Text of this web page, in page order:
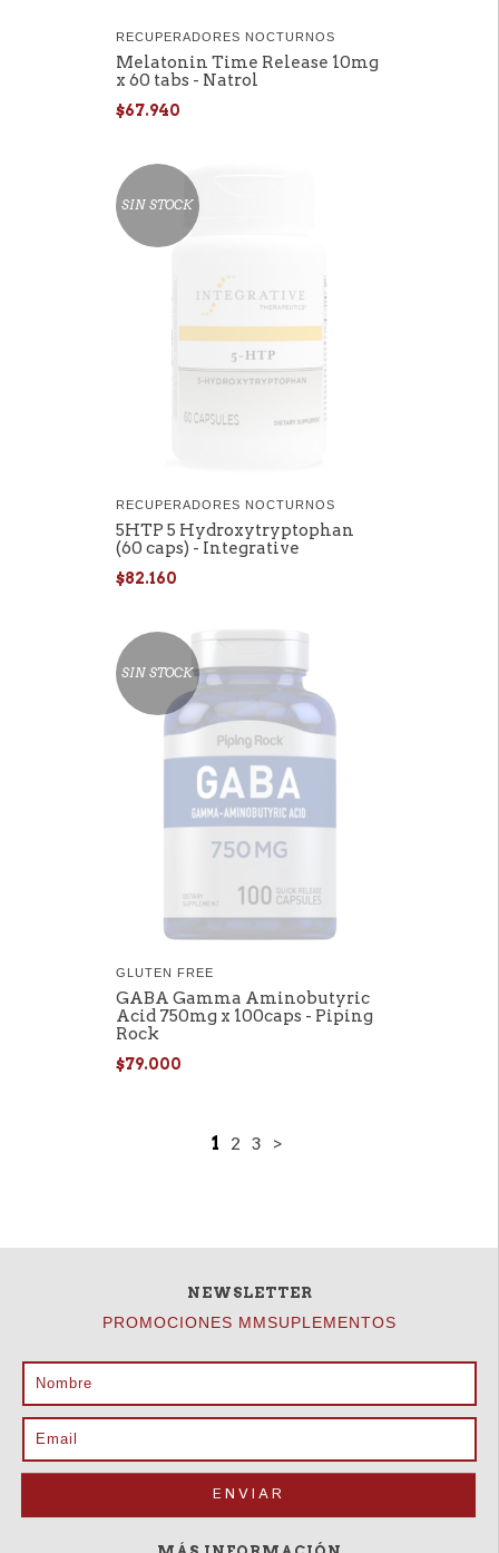
RECUPERADORES NOCTURNOS
Melatonin Time Release 10mg
x 60 tabs - Natrol
$67.940
SIN STOCK
RECUPERADORES NOCTURNOS
5HTP 5 Hydroxytryptophan
(60 caps) - Integrative
$82.160
SIN STOCK
GLUTEN FREE
GABA Gamma Aminobutyric
Acid 750mg x 100caps - Piping
Rock
$79.000
1 2 3 >
NEWSLETTER
PROMOCIONES MMSUPLEMENTOS